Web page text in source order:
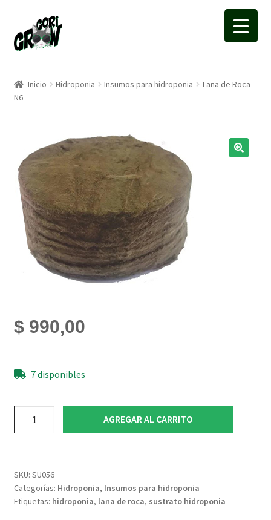
a
la
a
la
Inicio Hidroponia Insumos para hidroponia
Lana de Roca
N6
$990,00
7 disponibles
cantidad
AGREGAR AL CARRITO
SKU: SU056
Categorías: Hidroponia, Insumos para hidroponia
Etiquetas: hidroponia, lana de roca, sustrato hidroponia